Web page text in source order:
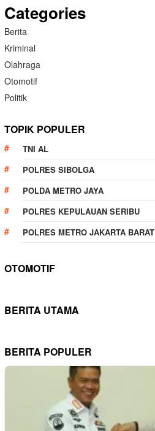
Categories
Berita
Kriminal
Olahraga
Otomotif
Politik
TOPIK POPULER
TNI AL
POLRES SIBOLGA
POLDA METRO JAYA
POLRES KEPULAUAN SERIBU
POLRES METRO JAKARTA BARAT
OTOMOTIF
BERITA UTAMA
BERITA POPULER